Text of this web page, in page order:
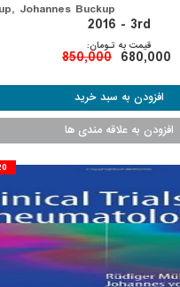
Johannes Buckup
2016 - 3rd
قیمت به تـومان:
680,000
850,000
20 %